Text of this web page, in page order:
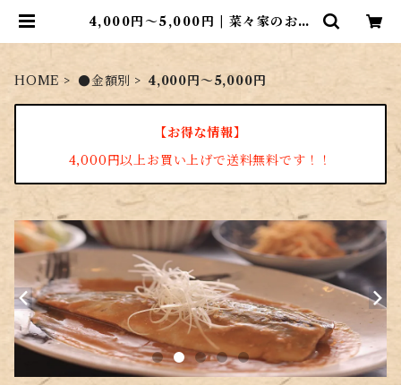
4,000円～5,000円 | 菜々家のおさ
HOME ●金額別 4,000円～5,000円
【お得な情報】
4,000円以上お買い上げで送料無料です！！